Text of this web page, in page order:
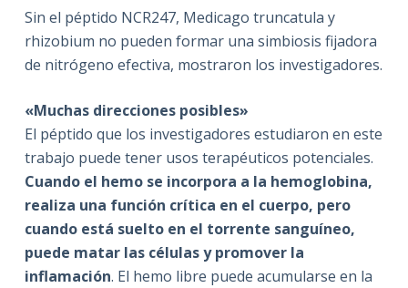
Sin el péptido NCR247, Medicago truncatula y
rhizobium no pueden formar una simbiosis fijadora
de nitrógeno efectiva, mostraron los investigadores.
«Muchas direcciones posibles»
El péptido que los investigadores estudiaron en este
trabajo puede tener usos terapéuticos potenciales.
Cuando el hemo se incorpora a la hemoglobina,
realiza una función crítica en el cuerpo, pero
cuando está suelto en el torrente sanguíneo,
puede matar las células y promover la
inflamación. El hemo libre puede acumularse en la